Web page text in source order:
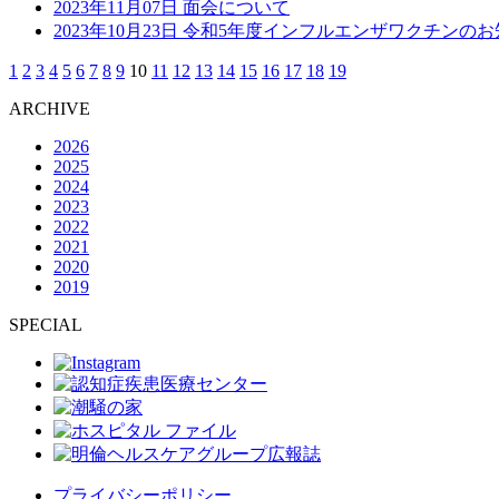
2023年11月07日 面会について
2023年10月23日 令和5年度インフルエンザワクチンのお
1 2 3 4 5 6 7 8 9 10 11 12 13 14 15 16 17 18 19
ARCHIVE
2026
2025
2024
2023
2022
2021
2020
2019
SPECIAL
プライバシーポリシー